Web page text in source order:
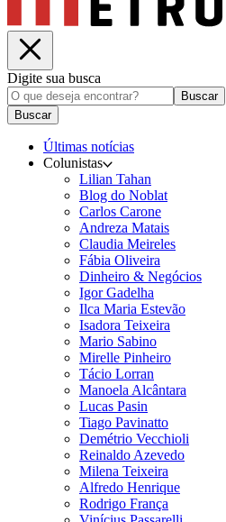
Digite sua busca
Buscar
Buscar
Últimas notícias
Colunistas
Lilian Tahan
Blog do Noblat
Carlos Carone
Andreza Matais
Claudia Meireles
Fábia Oliveira
Dinheiro & Negócios
Igor Gadelha
Ilca Maria Estevão
Isadora Teixeira
Mario Sabino
Mirelle Pinheiro
Tácio Lorran
Manoela Alcântara
Lucas Pasin
Tiago Pavinatto
Demétrio Vecchioli
Reinaldo Azevedo
Milena Teixeira
Alfredo Henrique
Rodrigo França